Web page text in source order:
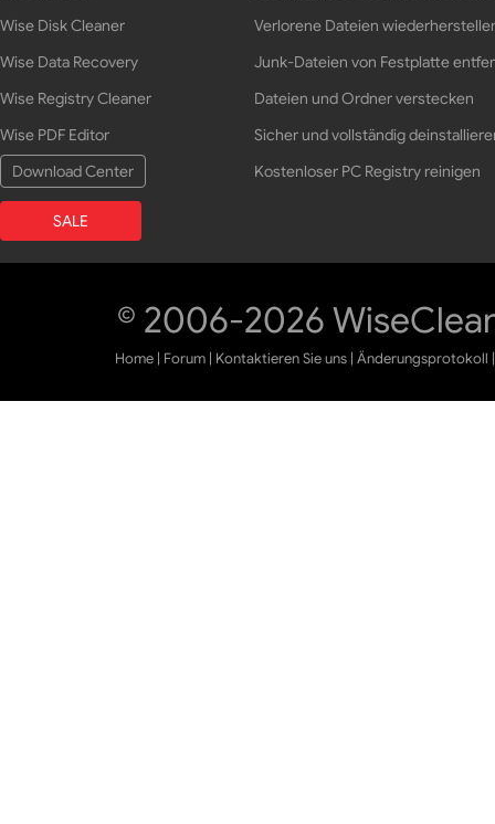
Wise Disk Cleaner
Wise Data Recovery
Wise Registry Cleaner
Wise PDF Editor
Download Center
SALE
Verlorene Dateien
Junk-Dateien von Festplatte
Dateien und Ordner verstecken
Sicher und vollständig
Kostenloser PC Registry reinigen
© 2006-2026
Home | Forum | Kontaktieren Sie uns |Änderungsprotokoll